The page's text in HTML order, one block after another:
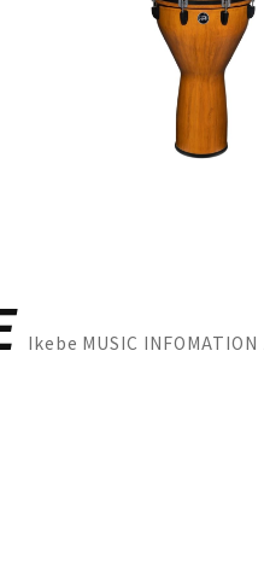
Ikebe MUSIC INFOMATION